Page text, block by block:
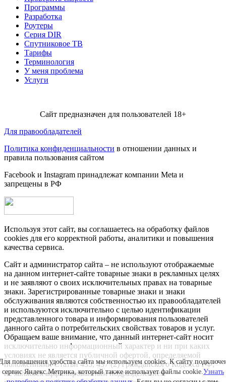
Программы
Разработка
Роутеры
Серия DIR
Спутниковое ТВ
Тарифы
Терминология
У меня проблема
Услуги
Сайт предназначен для пользователей 18+
Для правообладателей
Политика конфиденциальности в отношении данных и
правила пользования сайтом
Facebook и Instagram принадлежат компании Metа и
запрещены в РФ
Используя этот сайт, вы соглашаетесь на обработку файлов
cookies для его корректной работы, аналитики и повышения
качества сервиса.
Сайт и администратор сайта – не используют отображаемые
на данном интернет-сайте товарные знаки в рекламных целях
и не заявляют о своих исключительных правах на товарные
знаки. Зарегистрированные товарные знаки и знаки
обслуживания являются собственностью их правообладателей
и используются исключительно с целью идентификации
представленного товара и информирования пользователей
данного сайта о потребительских свойствах товаров и услуг.
Обращаем ваше внимание, что данный интернет-сайт носит
исключительно информационный характер и ни при каких
условиях не является публичной офертой, определяемой
положениями Статьи 435, 437 (2) Гражданского Кодекса РФ;
не является аффилированным подразделением
повышения удобства сайта мы используем cookies. К сайту
сервис Яндекс.Метрика, который также использует файлы cookie.Узнать